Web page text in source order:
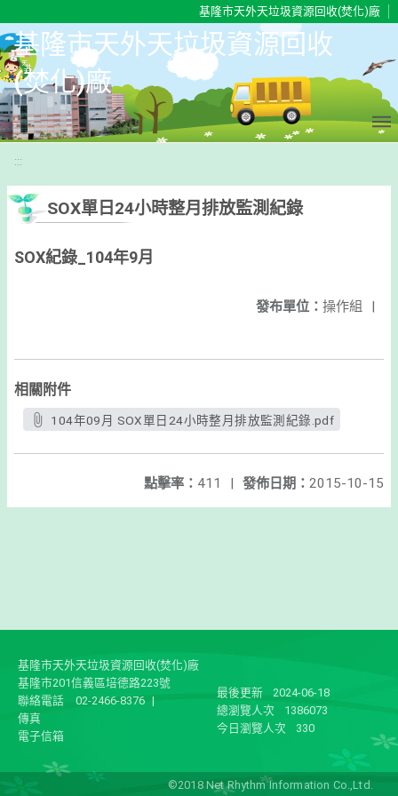
基隆市天外天垃圾資源回收(焚化)廠
基隆市天外天垃圾資源回收
(焚化)廠
:::
SOX單日24小時整月排放監測紀錄
SOX紀錄_104年9月
發布單位： 操作組 |
相關附件
104年09月 SOX單日24小時整月排放監測紀錄.pdf
發佈日期： 2015-10-15
點擊率： 411 |
基隆市天外天垃圾資源回收(焚化)廠
基隆市201信義區培德路223號
聯絡電話
02-2466-8376 |
傳真
電子信箱
最後更新
2024-06-18
總瀏覽人次
1386073
今日瀏覽人次
330
©2018 Net Rhythm Information Co.,Ltd.